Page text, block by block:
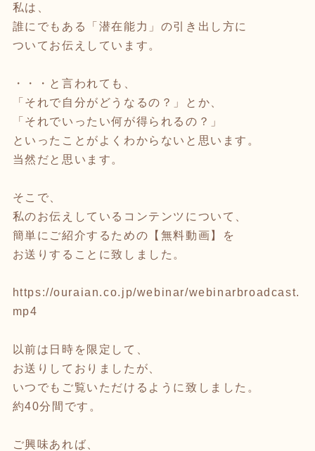
私は、
誰にでもある「潜在能力」の引き出し方に
ついてお伝えしています。
・・・と言われても、
「それで自分がどうなるの？」とか、
「それでいったい何が得られるの？」
といったことがよくわからないと思います。
当然だと思います。
そこで、
私のお伝えしているコンテンツについて、
簡単にご紹介するための【無料動画】を
お送りすることに致しました。
https://ouraian.co.jp/webinar/webinarbroadcast.
mp4
以前は日時を限定して、
お送りしておりましたが、
いつでもご覧いただけるように致しました。
約40分間です。
ご興味あれば、